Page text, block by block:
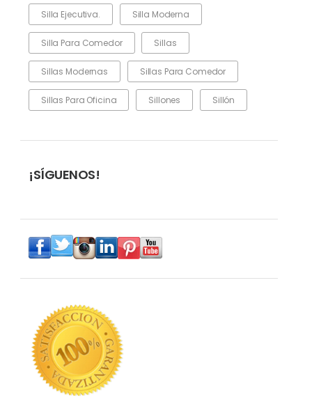
Silla Ejecutiva. Silla Moderna
Silla Para Comedor Sillas
Sillas Modernas Sillas Para Comedor
Sillas Para Oficina Sillones Sillón
¡SÍGUENOS!